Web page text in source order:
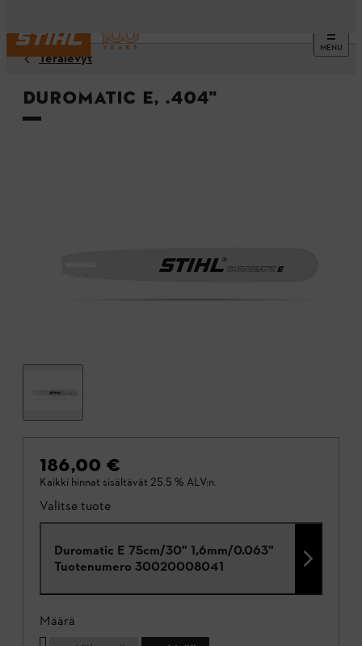
MENU
Terälevyt
Duromatic E, .404"
186,00 €
Kaikki hinnat sisältävät 25.5 % ALV:n.
Valitse tuote
Duromatic E 75cm/30" 1,6mm/0.063"
Tuotenumero 30020008041
Määrä